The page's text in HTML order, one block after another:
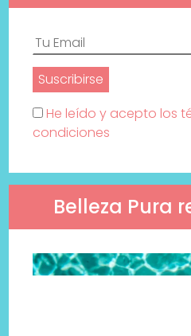
He leído y acepto los
condiciones
Belleza Pura